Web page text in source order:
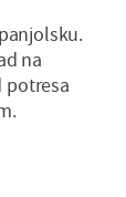
na
potresa